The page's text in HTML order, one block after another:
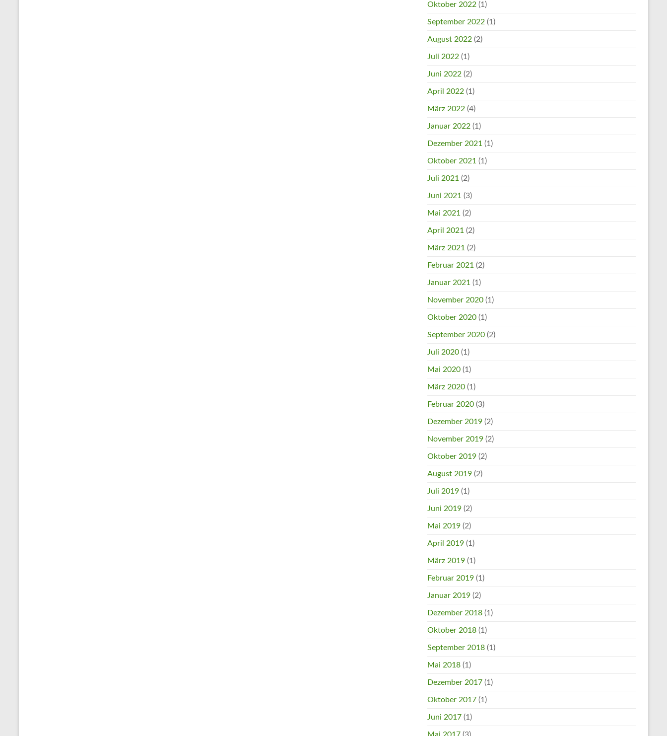
Oktober 2022 (1)
September 2022 (1)
August 2022 (2)
Juli 2022 (1)
Juni 2022 (2)
April 2022 (1)
März 2022 (4)
Januar 2022 (1)
Dezember 2021 (1)
Oktober 2021 (1)
Juli 2021 (2)
Juni 2021 (3)
Mai 2021 (2)
April 2021 (2)
März 2021 (2)
Februar 2021 (2)
Januar 2021 (1)
November 2020 (1)
Oktober 2020 (1)
September 2020 (2)
Juli 2020 (1)
Mai 2020 (1)
März 2020 (1)
Februar 2020 (3)
Dezember 2019 (2)
November 2019 (2)
Oktober 2019 (2)
August 2019 (2)
Juli 2019 (1)
Juni 2019 (2)
Mai 2019 (2)
April 2019 (1)
März 2019 (1)
Februar 2019 (1)
Januar 2019 (2)
Dezember 2018 (1)
Oktober 2018 (1)
September 2018 (1)
Mai 2018 (1)
Dezember 2017 (1)
Oktober 2017 (1)
Juni 2017 (1)